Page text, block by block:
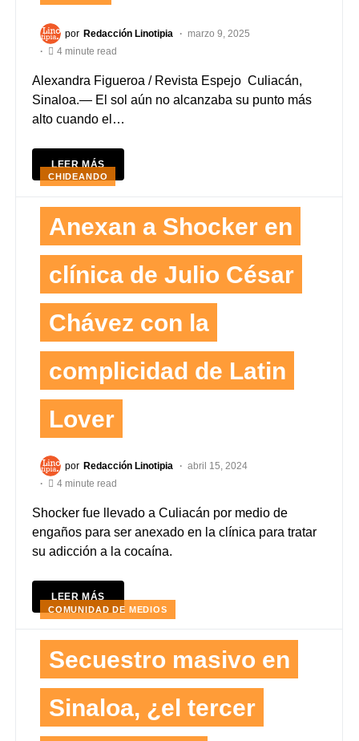
por Redacción Linotipia
marzo 9, 2025
4 minute read
Alexandra Figueroa / Revista Espejo Culiacán,
Sinaloa.— El sol aún no alcanzaba su punto más
alto cuando el…
LEER MÁS
CHIDEANDO
Anexan a Shocker en
clínica de Julio César
Chávez con la
complicidad de Latin
Lover
por Redacción Linotipia
abril 15, 2024
4 minute read
Shocker fue llevado a Culiacán por medio de
engaños para ser anexado en la clínica para tratar
su adicción a la cocaína.
LEER MÁS
COMUNIDAD DE MEDIOS
Secuestro masivo en
Sinaloa, ¿el tercer